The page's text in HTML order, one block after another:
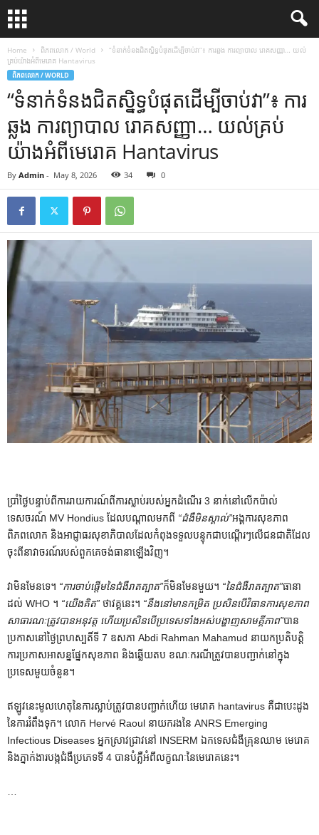
Home ពិភពលោក / World
“ទំនាក់ទំនងជិតស្និទ្ធបំផុតដើម្បីចាប់វា”៖ ការឆ្លង ការព្យាបាល រោគសញ្ញា… យល់
គ្រប់យ៉ាងអំពីមេរោគ Hantavirus
ពិភពលោក / WORLD
“ទំនាក់ទំនងជិតស្និទ្ធបំផុតដើម្បីចាប់វា”៖ ការ
ឆ្លង ការព្យាបាល រោគសញ្ញា… យល់គ្រប់
យ៉ាងអំពីមេរោគ Hantavirus
By Admin - May 8, 2026 34 0
ប្រាំថ្ងៃបន្ទាប់ពីការរាយការណ៍ពីការស្លាប់របស់អ្នកដំណើរ 3 នាក់នៅលើកប៉ាល់
ទេសចរណ៍ MV Hondius ដែលបណ្តាលមកពី “ជំងឺមិនស្គាល់”អង្គការសុខភាព
ពិភពលោក និងអាជ្ញាធរសុខាភិបាលដែលកំពុងទទួលបន្ទុកជាបណ្តើរៗលើជនជាតិដែល
ចុះពីនាវាចរណ៍របស់ពួកគេចង់ធានាឡើងវិញ។
វាមិនមែនទេ។ “ការចាប់ផ្តើមនៃជំងឺរាតត្បាត”ក៏មិនមែនមួយ។ “នៃជំងឺរាតត្បាត”ធានា
ដល់ WHO ។ “យើងគិត” ថាវគ្គនេះ។ “នឹងនៅមានកម្រិត ប្រសិនបើវិធានការសុខភាព
សាធារណៈត្រូវបានអនុវត្ត ហើយប្រសិនបើប្រទេសទាំងអស់បង្ហាញសាមគ្គីភាព”បាន
ប្រកាសនៅថ្ងៃព្រហស្បតិ៍ទី 7 ឧសភា Abdi Rahman Mahamud នាយកប្រតិបត្តិ
ការប្រកាសអាសន្នផ្នែកសុខភាព និងឆ្លើយតប ខណៈករណីត្រូវបានបញ្ជាក់នៅក្នុង
ប្រទេសមួយចំនួន។
ឥឡូវនេះមូលហេតុនៃការស្លាប់ត្រូវបានបញ្ជាក់ហើយ មេរោគ hantavirus គឺជាបេះដូង
នៃការរំពឹងទុក។ លោក Hervé Raoul នាយករងនៃ ANRS Emerging
Infectious Diseases អ្នកស្រាវជ្រាវនៅ INSERM ឯកទេសជំងឺគ្រុនឈាម មេរោគ
និងភ្នាក់ងារបង្កជំងឺប្រភេទទី 4 បានបំភ្លឺអំពីលក្ខណៈនៃមេរោគនេះ។
…